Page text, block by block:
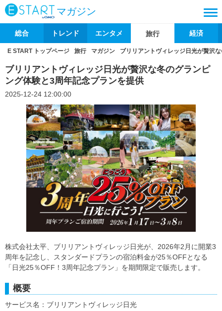
マガジン
総合 トレンド エンタメ 旅行 経済
E START トップページ 旅行 マガジン ブリリアントヴィレッジ日光が贅沢
ブリリアントヴィレッジ日光が贅沢な冬のグランピ
ング体験と3周年記念プランを提供
2025-12-24 12:00:00
株式会社太平、ブリリアントヴィレッジ日光が、2026年2月に開業3
周年を記念し、スタンダードプランの宿泊料金が25％OFFとなる
「日光25％OFF！3周年記念プラン」を期間限定で販売します。
概要
サービス名：ブリリアントヴィレッジ日光